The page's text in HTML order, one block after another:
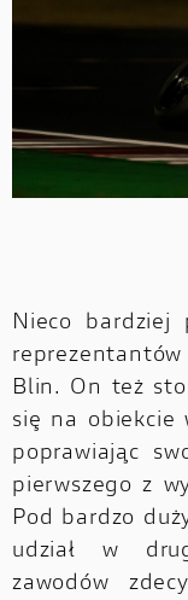
Nieco bardziej
Blin. On też
się na obiekcie
poprawiając
pierwszego z
Pod bardzo
udział w
zawodów